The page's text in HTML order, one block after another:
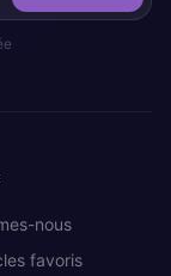
nous
favoris